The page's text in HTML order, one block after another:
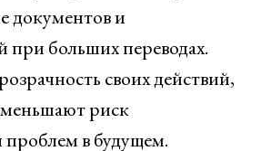
документов и
при больших переводах.
своих действий,
риск
проблем в будущем.